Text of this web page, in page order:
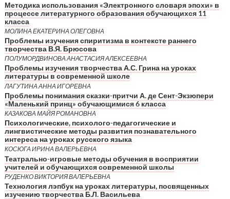
Методика использования «Электронного словаря эпохи» в
процессе литературного образования обучающихся 11
класса
МОЛИНА ЕКАТЕРИНА ОЛЕГОВНА
Проблемы изучения спиритизма в контексте раннего
творчества В.Я. Брюсова
ПОЛУМОРДВИНОВА АНАСТАСИЯ АЛЕКСЕЕВНА
Проблемы изучения творчества А.С. Грина на уроках
литературы в современной школе
ЛАГУТИНА АННА ИГОРЕВНА
Проблемы понимания сказки-притчи А. де Сент-Экзюпери
«Маленький принц» обучающимися 6 класса
КАЗАКОВА МАЙЯ РОМАНОВНА
Психологические, психолого-педагогические и
лингвистические методы развития познавательного
интереса на уроках русского языка
КОСЮГА ИРИНА ВАЛЕРЬЕВНА
Театрально-игровые методы обучения в восприятии
учителей и обучающихся современной школы
РУДЕНКО ВИКТОРИЯ ВАЛЕРЬЕВНА
Технология лэпбук на уроках литературы, посвященных
изучению творчества Б.Л. Васильева